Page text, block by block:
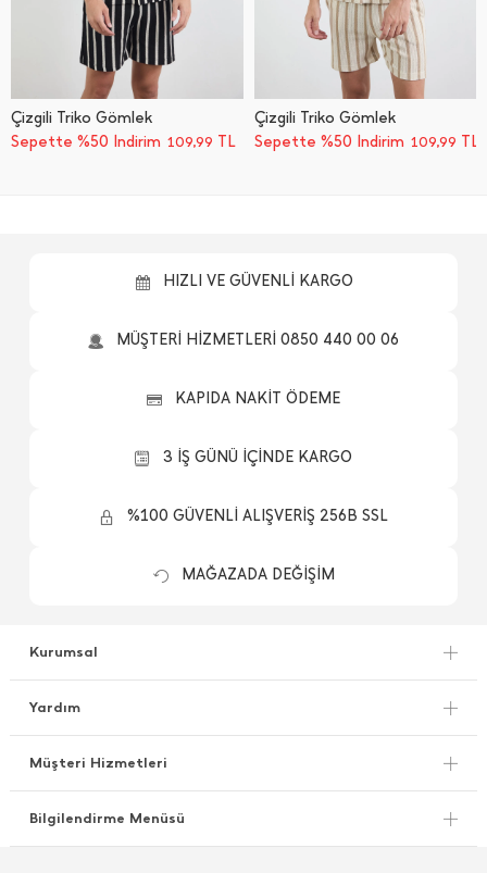
Çizgili Triko Gömlek
Sepette %50 İndirim 109,99 TL
Çizgili Triko Gömlek
Sepette %50 İndirim 109,99 TL
HIZLI VE GÜVENLİ KARGO
MÜŞTERİ HİZMETLERİ 0850 440 00 06
KAPIDA NAKİT ÖDEME
3 İŞ GÜNÜ İÇİNDE KARGO
%100 GÜVENLİ ALIŞVERİŞ 256B SSL
MAĞAZADA DEĞİŞİM
Kurumsal
Yardım
Müşteri Hizmetleri
Bilgilendirme Menüsü